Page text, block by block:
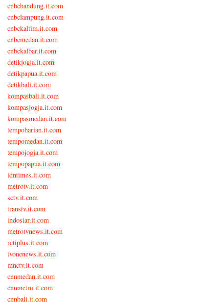
cnbcbandung.it.com
cnbclampung.it.com
cnbckaltim.it.com
cnbcmedan.it.com
cnbckalbar.it.com
detikjogja.it.com
detikpapua.it.com
detikbali.it.com
kompasbali.it.com
kompasjogja.it.com
kompasmedan.it.com
tempoharian.it.com
tempomedan.it.com
tempojogja.it.com
tempopapua.it.com
idntimes.it.com
metrotv.it.com
sctv.it.com
transtv.it.com
indosiar.it.com
metrotvnews.it.com
rctiplus.it.com
tvonenews.it.com
mnctv.it.com
cnnmedan.it.com
cnnmetro.it.com
cnnbali.it.com